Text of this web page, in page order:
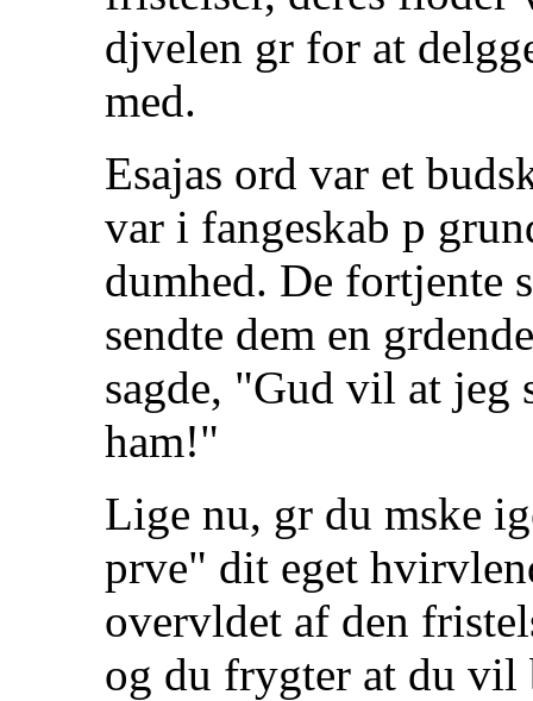
djvelen gr for at
med.
Esajas ord var et
var i fangeskab p
dumhed. De fortjente
sendte dem en
sagde, "Gud vil at
ham!"
Lige nu, gr du mske
prve" dit eget
overvldet af den
og du frygter at du vil